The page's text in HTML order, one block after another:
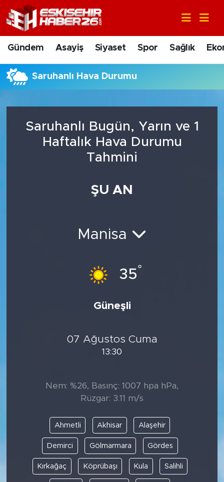
Gündem Asayiş Siyaset Spor Sağlık
Saruhanlı Hava Durumu
Saruhanlı Bugün, Yarın ve 1
Haftalık Hava Durumu
Tahmini
ŞU AN
Manisa
35°
Güneşli
07 Ağustos Cuma
13:30
Nem: %26, Basınç: 1007 hpa hPa,
Rüzgar: 3.11 m/s
Ahmetli Akhisar Alaşehir
Demirci Gölmarmara Gördes
Kırkağaç Köprübaşı Kula Salihli
Gündem
Asayiş
Siyaset
Sağlık
Nöbetçi Eczaneler
Hava Durumu
Trafik Durumu
Tüm Manşetler